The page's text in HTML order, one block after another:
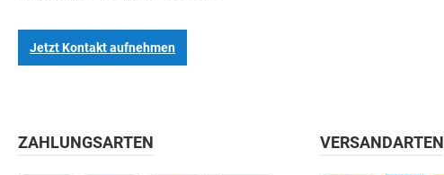
Jetzt Kontakt aufnehmen
ZAHLUNGSARTEN VERSANDARTEN